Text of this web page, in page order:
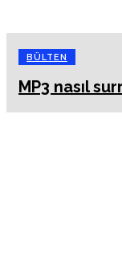
BÜLTEN
MP3 nasıl